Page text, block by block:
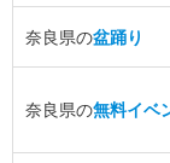
奈良県の盆踊り
奈良県の無料イベ